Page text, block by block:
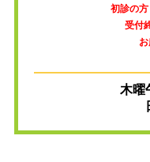
初診の方
受付
木曜